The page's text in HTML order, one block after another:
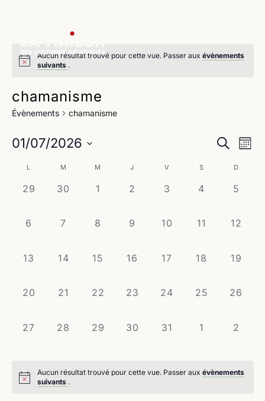
Aucun résultat trouvé pour cette vue. Passer aux évènements
suivants .
chamanisme
Évènements chamanisme
vues
Recherche
Mois
01/07/2026
date.
Calendrier
de
Évènements
L M M J V S D
0
29
0
30
0
1
0
2
0
3
0
4
0
5
0
6
0
7
0
8
0
9
0
10
0
11
0
12
0
13
0
14
0
15
0
16
0
17
0
18
0
19
0
20
0
21
0
22
0
23
0
24
0
25
0
26
0
27
0
28
0
29
0
30
0
31
0
1
0
2
Aucun résultat trouvé pour cette vue. Passer aux évènements
suivants .